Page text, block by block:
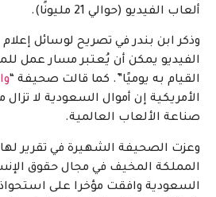
ألعاب الفيديو (حوالي 21 مليونًا).
وذكر ابن بندر في تصريح لوسائل
الفيديو يمكن أن يُعتبر مسار عمل
القيام به يوميًا”. كما قالت صحيفة “
الأمريكية إن أموال السعودية لا
صناعة الألعاب العالمية.
وعزت الصحيفة الشهيرة في تقرير لها
المملكة المخيف في مجال حقوق
السعودية وافقت مؤخرا على